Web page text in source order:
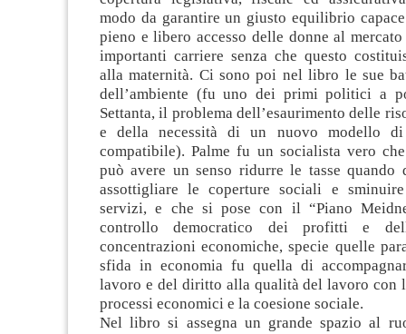
modo da garantire un giusto equilibrio
pieno e libero accesso delle donne al
importanti carriere senza che questo
alla maternità. Ci sono poi nel libro le sue
dell’ambiente (fu uno dei primi politici a
Settanta, il problema dell’esaurimento delle
e della necessità di un nuovo modello
compatibile). Palme fu un socialista vero
può avere un senso ridurre le tasse quando
assottigliare le coperture sociali e
servizi, e che si pose con il “Piano
controllo democratico dei profitti e
concentrazioni economiche, specie quelle
sfida in economia fu quella di
lavoro e del diritto alla qualità del lavoro con
processi economici e la coesione sociale.
Nel libro si assegna un grande spazio al